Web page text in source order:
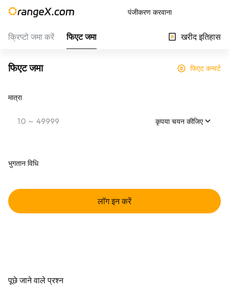
पंजीकरण करवाना
क्रिप्टो जमा करें फिएट जमा खरीद इतिहास
फिएट जमा फिएट कन्वर्ट
मात्रा
कृपया चयन कीजिए
भुगतान विधि
लॉग इन करें
पूछे जाने वाले प्रश्न